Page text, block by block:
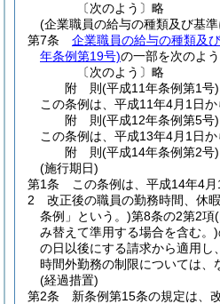
〔次のよう〕略
(企業職員の給与の種類及び基
第7条
企業職員の給与の種類及
年条例第19号)の一部を次のよう
〔次のよう〕略
附 則(平成11年条例第1号)
この条例は、平成11年4月1日か
附 則(平成12年条例第5号)
この条例は、平成13年4月1日か
附 則(平成14年条例第2号)
(施行期日)
第1条
この条例は、平成14年4月
2
改正後の職員の勤務時間、休
条例」という。)第8条の2第2項
み替えて準用する場合を含む。)
の日以後にする請求から適用し
時間外勤務の制限については、
(経過措置)
第2条
新条例第15条の規定は、